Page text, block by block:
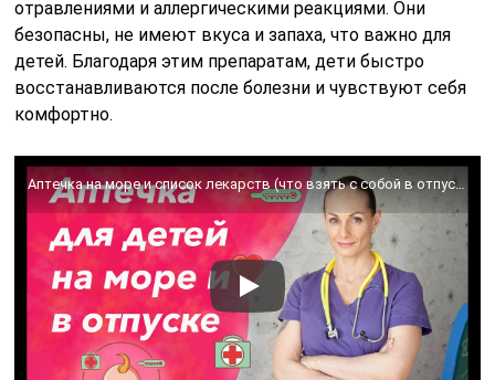
отравлениями и аллергическими реакциями. Они
безопасны, не имеют вкуса и запаха, что важно для
детей. Благодаря этим препаратам, дети быстро
восстанавливаются после болезни и чувствуют себя
комфортно.
Аптечка на море и список лекарств (что взять с собой в отпуск с ребенком).